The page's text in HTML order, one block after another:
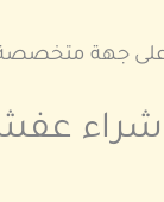
جهة متخصصة
عفش